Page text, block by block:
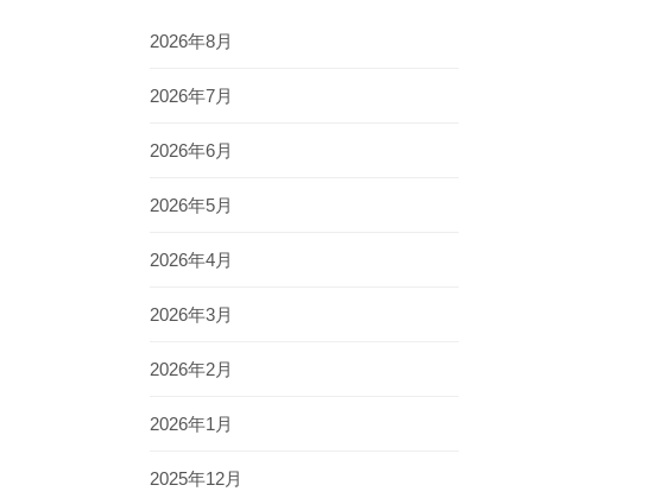
2026年8月
2026年7月
2026年6月
2026年5月
2026年4月
2026年3月
2026年2月
2026年1月
2025年12月